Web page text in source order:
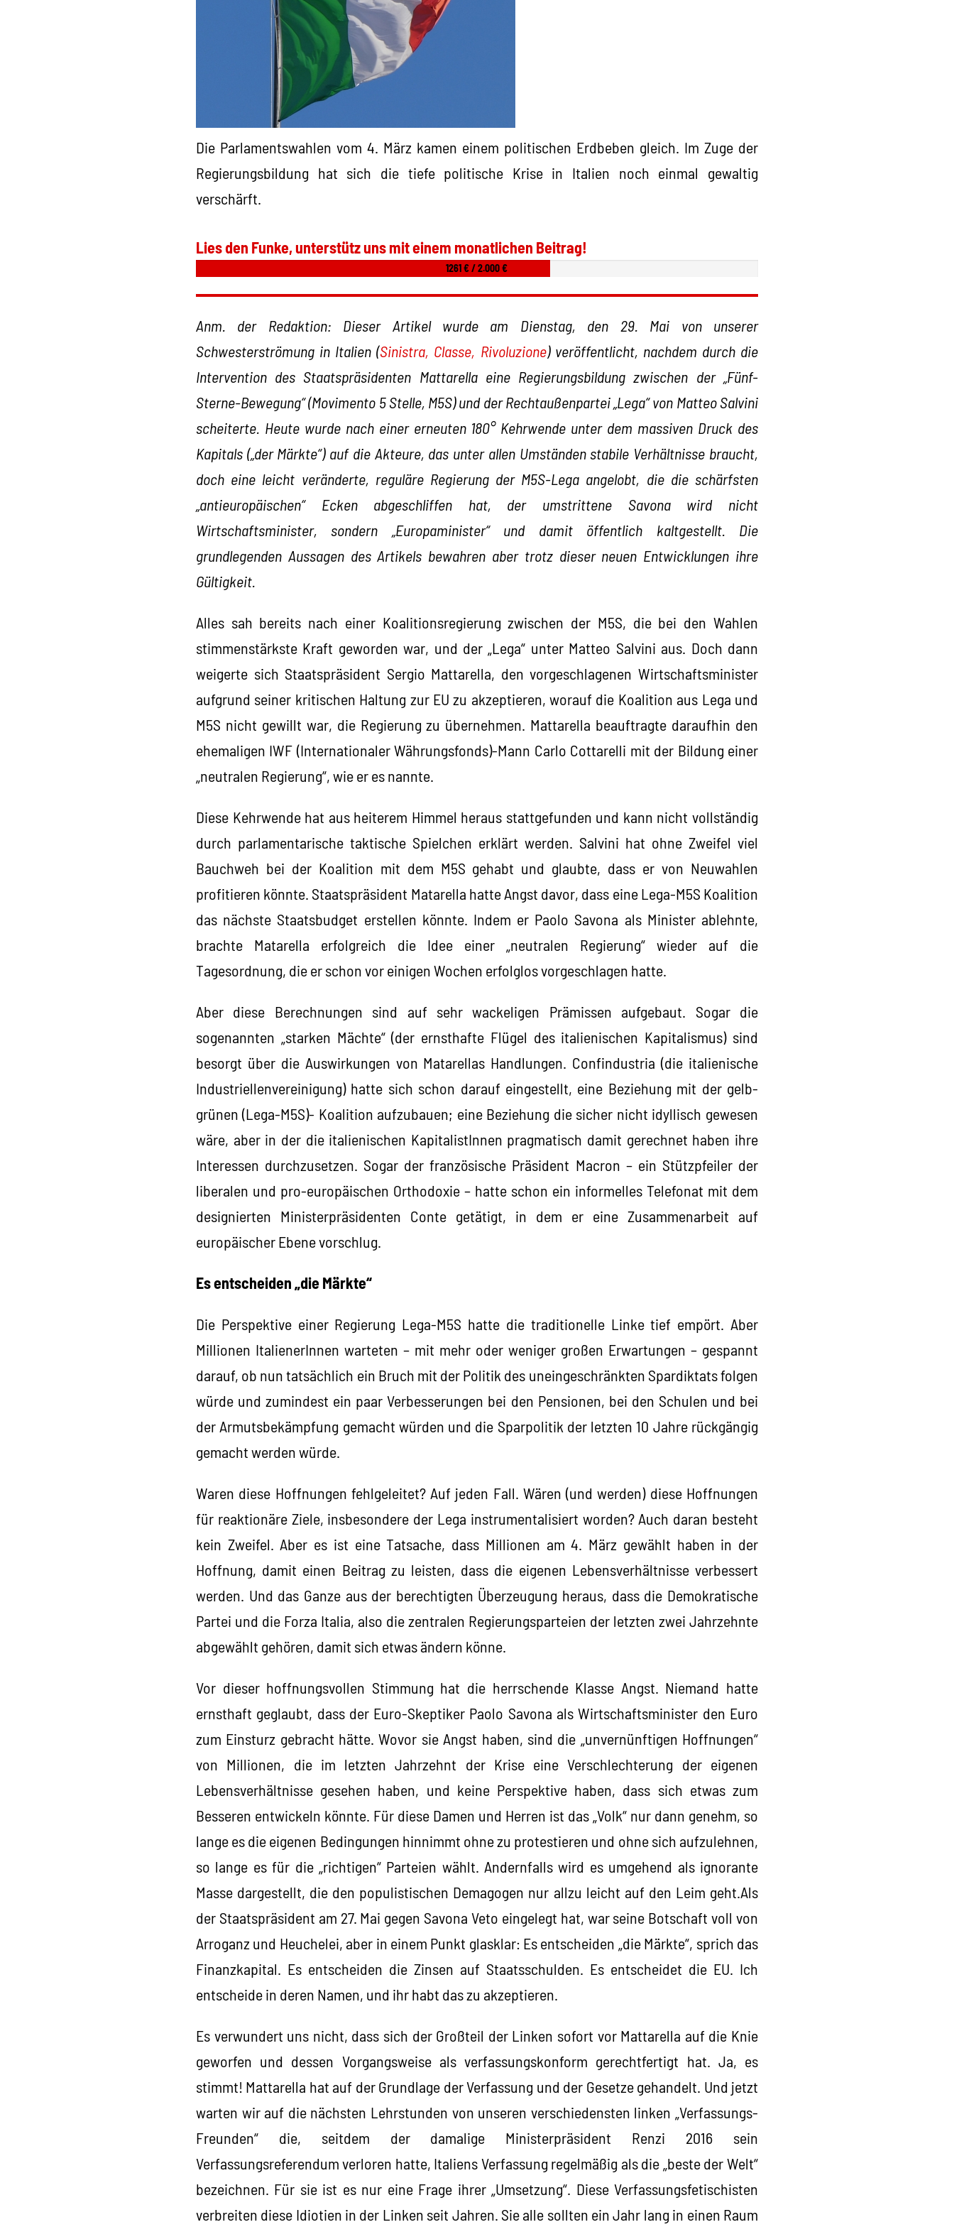
Die Parlamentswahlen vom 4. März kamen einem politischen Erdbeben gleich. Im Zuge der
Regierungsbildung hat sich die tiefe politische Krise in Italien noch einmal gewaltig
verschärft.
Lies den Funke, unterstütz uns mit einem monatlichen Beitrag!
1261 € / 2.000 €
Anm. der Redaktion: Dieser Artikel wurde am Dienstag, den 29. Mai von unserer
Schwesterströmung in Italien (Sinistra, Classe, Rivoluzione) veröffentlicht, nachdem durch die
Intervention des Staatspräsidenten Mattarella eine Regierungsbildung zwischen der „Fünf-
Sterne-Bewegung“ (Movimento 5 Stelle, M5S) und der Rechtaußenpartei „Lega“ von Matteo Salvini
scheiterte. Heute wurde nach einer erneuten 180° Kehrwende unter dem massiven Druck des
Kapitals („der Märkte“) auf die Akteure, das unter allen Umständen stabile Verhältnisse braucht,
doch eine leicht veränderte, reguläre Regierung der M5S-Lega angelobt, die die schärfsten
„antieuropäischen“ Ecken abgeschliffen hat, der umstrittene Savona wird nicht
Wirtschaftsminister, sondern „Europaminister“ und damit öffentlich kaltgestellt. Die
grundlegenden Aussagen des Artikels bewahren aber trotz dieser neuen Entwicklungen ihre
Gültigkeit.
Alles sah bereits nach einer Koalitionsregierung zwischen der M5S, die bei den Wahlen
stimmenstärkste Kraft geworden war, und der „Lega“ unter Matteo Salvini aus. Doch dann
weigerte sich Staatspräsident Sergio Mattarella, den vorgeschlagenen Wirtschaftsminister
aufgrund seiner kritischen Haltung zur EU zu akzeptieren, worauf die Koalition aus Lega und
M5S nicht gewillt war, die Regierung zu übernehmen. Mattarella beauftragte daraufhin den
ehemaligen IWF (Internationaler Währungsfonds)-Mann Carlo Cottarelli mit der Bildung einer
„neutralen Regierung“, wie er es nannte.
Diese Kehrwende hat aus heiterem Himmel heraus stattgefunden und kann nicht vollständig
durch parlamentarische taktische Spielchen erklärt werden. Salvini hat ohne Zweifel viel
Bauchweh bei der Koalition mit dem M5S gehabt und glaubte, dass er von Neuwahlen
profitieren könnte. Staatspräsident Matarella hatte Angst davor, dass eine Lega-M5S Koalition
das nächste Staatsbudget erstellen könnte. Indem er Paolo Savona als Minister ablehnte,
brachte Matarella erfolgreich die Idee einer „neutralen Regierung“ wieder auf die
Tagesordnung, die er schon vor einigen Wochen erfolglos vorgeschlagen hatte.
Aber diese Berechnungen sind auf sehr wackeligen Prämissen aufgebaut. Sogar die
sogenannten „starken Mächte“ (der ernsthafte Flügel des italienischen Kapitalismus) sind
besorgt über die Auswirkungen von Matarellas Handlungen. Confindustria (die italienische
Industriellenvereinigung) hatte sich schon darauf eingestellt, eine Beziehung mit der gelb-
grünen (Lega-M5S)- Koalition aufzubauen; eine Beziehung die sicher nicht idyllisch gewesen
wäre, aber in der die italienischen KapitalistInnen pragmatisch damit gerechnet haben ihre
Interessen durchzusetzen. Sogar der französische Präsident Macron – ein Stützpfeiler der
liberalen und pro-europäischen Orthodoxie – hatte schon ein informelles Telefonat mit dem
designierten Ministerpräsidenten Conte getätigt, in dem er eine Zusammenarbeit auf
europäischer Ebene vorschlug.
Es entscheiden „die Märkte“
Die Perspektive einer Regierung Lega-M5S hatte die traditionelle Linke tief empört. Aber
Millionen ItalienerInnen warteten – mit mehr oder weniger großen Erwartungen – gespannt
darauf, ob nun tatsächlich ein Bruch mit der Politik des uneingeschränkten Spardiktats folgen
würde und zumindest ein paar Verbesserungen bei den Pensionen, bei den Schulen und bei
der Armutsbekämpfung gemacht würden und die Sparpolitik der letzten 10 Jahre rückgängig
gemacht werden würde.
Waren diese Hoffnungen fehlgeleitet? Auf jeden Fall. Wären (und werden) diese Hoffnungen
für reaktionäre Ziele, insbesondere der Lega instrumentalisiert worden? Auch daran besteht
kein Zweifel. Aber es ist eine Tatsache, dass Millionen am 4. März gewählt haben in der
Hoffnung, damit einen Beitrag zu leisten, dass die eigenen Lebensverhältnisse verbessert
werden. Und das Ganze aus der berechtigten Überzeugung heraus, dass die Demokratische
Partei und die Forza Italia, also die zentralen Regierungsparteien der letzten zwei Jahrzehnte
abgewählt gehören, damit sich etwas ändern könne.
Vor dieser hoffnungsvollen Stimmung hat die herrschende Klasse Angst. Niemand hatte
ernsthaft geglaubt, dass der Euro-Skeptiker Paolo Savona als Wirtschaftsminister den Euro
zum Einsturz gebracht hätte. Wovor sie Angst haben, sind die „unvernünftigen Hoffnungen“
von Millionen, die im letzten Jahrzehnt der Krise eine Verschlechterung der eigenen
Lebensverhältnisse gesehen haben, und keine Perspektive haben, dass sich etwas zum
Besseren entwickeln könnte. Für diese Damen und Herren ist das „Volk“ nur dann genehm, so
lange es die eigenen Bedingungen hinnimmt ohne zu protestieren und ohne sich aufzulehnen,
so lange es für die „richtigen“ Parteien wählt. Andernfalls wird es umgehend als ignorante
Masse dargestellt, die den populistischen Demagogen nur allzu leicht auf den Leim geht.Als
der Staatspräsident am 27. Mai gegen Savona Veto eingelegt hat, war seine Botschaft voll von
Arroganz und Heuchelei, aber in einem Punkt glasklar: Es entscheiden „die Märkte“, sprich das
Finanzkapital. Es entscheiden die Zinsen auf Staatsschulden. Es entscheidet die EU. Ich
entscheide in deren Namen, und ihr habt das zu akzeptieren.
Es verwundert uns nicht, dass sich der Großteil der Linken sofort vor Mattarella auf die Knie
geworfen und dessen Vorgangsweise als verfassungskonform gerechtfertigt hat. Ja, es
stimmt! Mattarella hat auf der Grundlage der Verfassung und der Gesetze gehandelt. Und jetzt
warten wir auf die nächsten Lehrstunden von unseren verschiedensten linken „Verfassungs-
Freunden“ die, seitdem der damalige Ministerpräsident Renzi 2016 sein
Verfassungsreferendum verloren hatte, Italiens Verfassung regelmäßig als die „beste der Welt“
bezeichnen. Für sie ist es nur eine Frage ihrer „Umsetzung“. Diese Verfassungsfetischisten
verbreiten diese Idiotien in der Linken seit Jahren. Sie alle sollten ein Jahr lang in einen Raum